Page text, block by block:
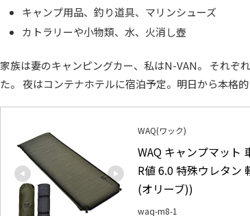
キャンプ用品、釣り道具、マリンシューズ
カトラリーや小物類、水、火消し壺
家族は妻のキャンピングカー、私はN-VAN。 それぞ
た。 夜はコンテナホテルに宿泊予定。明日から本格的
WAQ(ワック)
WAQ キャンプマット
R値 6.0 特殊ウレタン
(オリーブ))
waq-m8-1